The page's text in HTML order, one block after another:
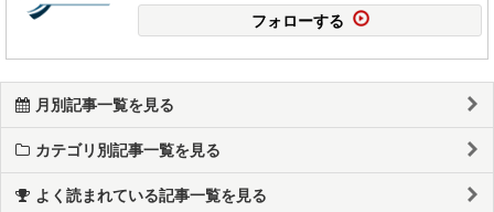
フォローする
月別記事一覧を見る
カテゴリ別記事一覧を見る
よく読まれている記事一覧を見る